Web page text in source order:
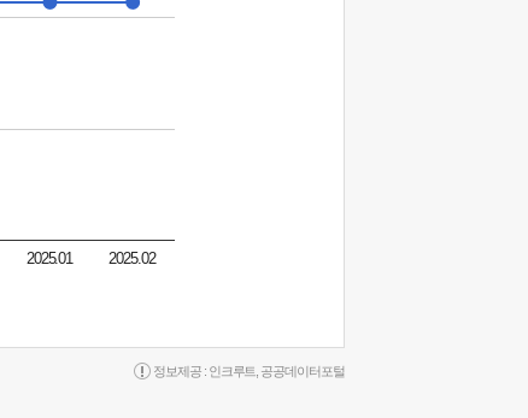
2025.01 2025.02
정보제공 : 인크루트 공공데이터포털